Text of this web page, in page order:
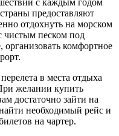
с каждым годом
предоставляют
отдохнуть на морском
чистым песком под
комфортное
в места отдыха
желании купить
достаточно зайти на
необходимый рейс и
на чартер.